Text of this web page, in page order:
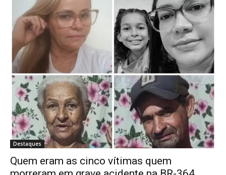
Destaques
Quem eram as cinco vítimas quem